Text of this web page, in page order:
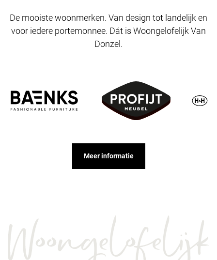
De mooiste woonmerken. Van design tot landelijk en
voor iedere portemonnee. Dát is Woongelofelijk Van
Donzel.
Meer informatie